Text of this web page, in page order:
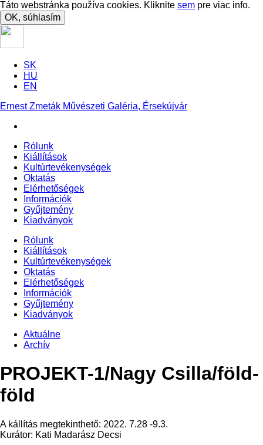
Táto webstránka používa cookies. Kliknite sem pre viac info.
OK, súhlasím
SK
HU
EN
Ernest Zmeták Művészeti Galéria, Érsekújvár
Rólunk
Kiállítások
Kultúrtevékenységek
Oktatás
Elérhetőségek
Információk
Gyűjtemény
Kiadványok
Rólunk
Kiállítások
Kultúrtevékenységek
Oktatás
Elérhetőségek
Információk
Gyűjtemény
Kiadványok
Aktuálne
Archív
PROJEKT-1/Nagy Csilla/föld-
föld
A kállítás megtekinthető: 2022. 7.28 -9.3.
Kurátor: Kati Madarász Decsi